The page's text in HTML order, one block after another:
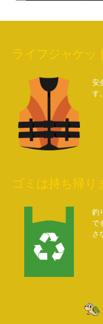
ライフジャケッ
安
す。
ゴミは持ち帰り
釣
で
さ